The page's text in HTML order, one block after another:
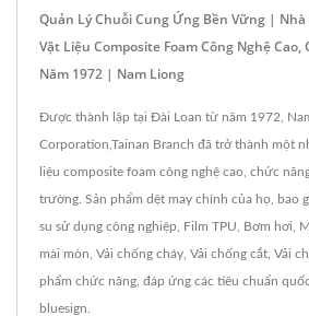
Quản Lý Chuỗi Cung Ứng Bền Vững | Nhà
Vật Liệu Composite Foam Công Nghệ
Năm 1972 | Nam Liong
Được thành lập tại Đài Loan từ năm 1972,
Corporation,Tainan Branch đã trở thành một
liệu composite foam công nghệ cao, chức
trường. Sản phẩm dệt may chính của họ, bao
su sử dụng công nghiệp, Film TPU, Bơm hơi,
mài mòn, Vải chống cháy, Vải chống cắt, Vải
phẩm chức năng, đáp ứng các tiêu chuẩn
bluesign.